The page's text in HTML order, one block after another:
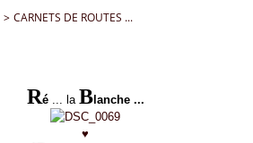
> CARNETS DE ROUTES ...
Ré... la Blanche ...
♥